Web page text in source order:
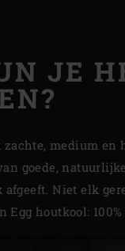
JE
medium en
goede,
Niet elk
houtkool: